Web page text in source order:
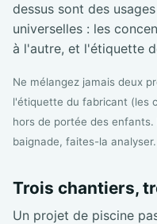
dessus sont des
universelles : les
à l'autre, et l'étiquette
Ne mélangez jamais deux
l'étiquette du fabricant (les
hors de portée des
baignade, faites-la analyser.
Trois chantiers,
Un projet de piscine